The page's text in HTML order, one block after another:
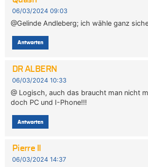
06/03/2024 09:03
@Gelinde Andleberg; ich wähle ganz
Antworten
DR ALBERN
06/03/2024 10:33
@ Logisch, auch das braucht man nicht
doch PC und I-Phone!!!
Antworten
Pierre Il
06/03/2024 14:37